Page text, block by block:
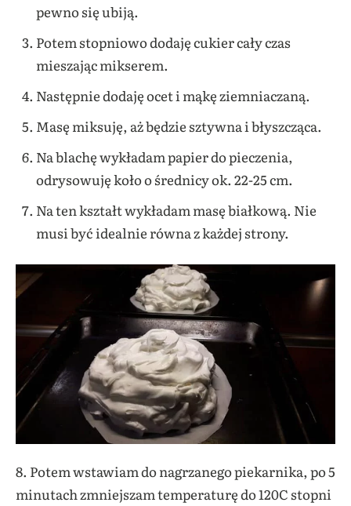
pewno się ubiją.
Potem stopniowo dodaję cukier cały czas
mieszając mikserem.
Następnie dodaję ocet i mąkę ziemniaczaną.
Masę miksuję, aż będzie sztywna i błyszcząca.
Na blachę wykładam papier do pieczenia,
odrysowuję koło o średnicy ok. 22-25 cm.
Na ten kształt wykładam masę białkową. Nie
musi być idealnie równa z każdej strony.
8. Potem wstawiam do nagrzanego piekarnika, po 5
minutach zmniejszam temperaturę do 120C stopni